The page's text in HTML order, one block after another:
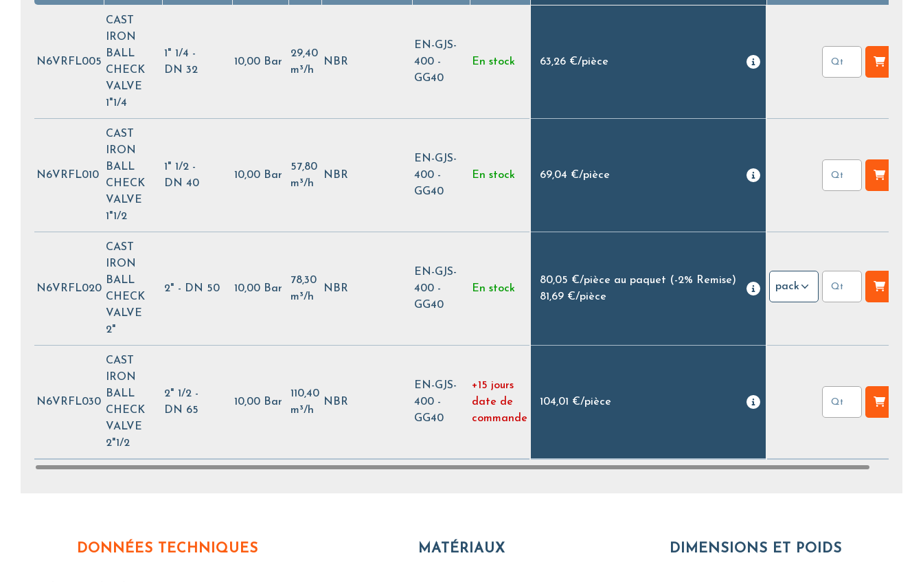
N6VRFL005
CAST
IRON
BALL
CHECK
VALVE
1"1/4
1" 1/4 -
DN 32
10,00 Bar
29,40
m³/h
NBR
EN-GJS-
400 -
GG40
En stock 63,26 €/pièce
N6VRFL010
CAST
IRON
BALL
CHECK
VALVE
1"1/2
1" 1/2 -
DN 40
10,00 Bar
57,80
m³/h
NBR
EN-GJS-
400 -
GG40
En stock 69,04 €/pièce
N6VRFL020
CAST
IRON
BALL
CHECK
VALVE
2"
2" - DN 50 10,00 Bar
78,30
m³/h
NBR
EN-GJS-
400 -
GG40
En stock
80,05 €/pièce au paquet (-2% Remise)
81,69 €/pièce
pack
N6VRFL030
CAST
IRON
BALL
CHECK
VALVE
2"1/2
2" 1/2 -
DN 65
10,00 Bar
110,40
m³/h
NBR
EN-GJS-
400 -
GG40
+15 jours
date de
commande
104,01 €/pièce
DONNÉES TECHNIQUES MATÉRIAUX DIMENSIONS ET POIDS